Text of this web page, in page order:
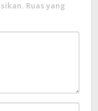
Ruas yang